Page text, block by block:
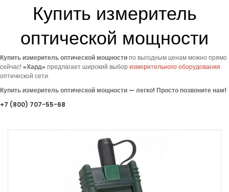
Купить измеритель
оптической мощности
Купить измеритель оптической мощностипо выгодным ценам можно прямо
сейчас! «Хард» предлагаетширокий выбор измерительного оборудования
оптической сети.
Купить измеритель оптической мощности — легко! Просто позвоните нам!
+7 (800) 707-55-68